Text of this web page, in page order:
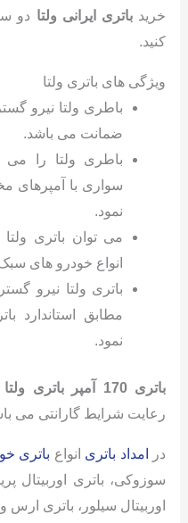
خرید باتری ایرانی ولتا دو
کنید.
ویژگی های باتری ولتا
ضمانت می باشد.
باطری ولتا را
نمود.
می توان باتری
انواع خودرو های
باتری ولتا نیرو
مطابق استاندارد
نمود.
باتری 170 آمپر باتری ولتا
رعایت شرایط گارانتی می
در امداد باتری انواع باتری
سوزوکی، باتری اوربیتال
اوربیتال سیلور، باتری ارس